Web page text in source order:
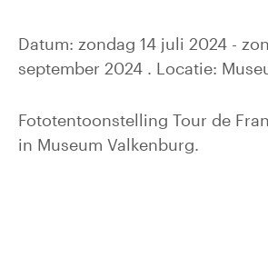
Datum: zondag 14 juli 2024 -
september 2024 . Locatie:
Fototentoonstelling Tour de
in Museum Valkenburg.